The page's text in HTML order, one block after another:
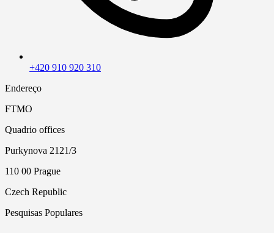
+420 910 920 310
Endereço
FTMO
Quadrio offices
Purkynova 2121/3
110 00 Prague
Czech Republic
Pesquisas Populares